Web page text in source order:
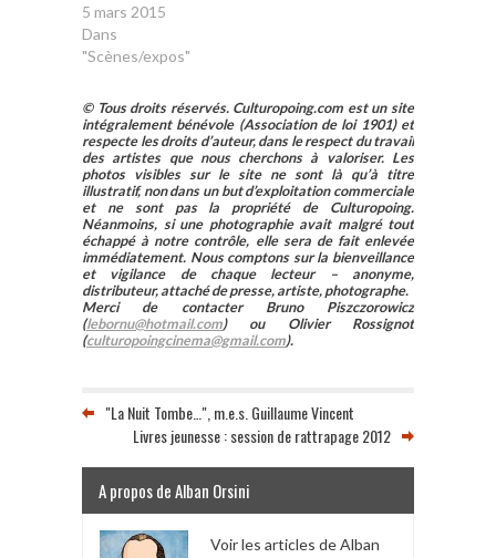
5 mars 2015
Dans
"Scènes/expos"
© Tous droits réservés. Culturopoing.com est un site
intégralement bénévole (Association de loi 1901) et
respecte les droits d’auteur, dans le respect du travail
des artistes que nous cherchons à valoriser. Les
photos visibles sur le site ne sont là qu’à titre
illustratif, non dans un but d’exploitation commerciale
et ne sont pas la propriété de Culturopoing.
Néanmoins, si une photographie avait malgré tout
échappé à notre contrôle, elle sera de fait enlevée
immédiatement. Nous comptons sur la bienveillance
et vigilance de chaque lecteur – anonyme,
distributeur, attaché de presse, artiste, photographe.
Merci de contacter Bruno Piszczorowicz
(lebornu@hotmail.com) ou Olivier Rossignot
(culturopoingcinema@gmail.com).
"La Nuit Tombe…", m.e.s. Guillaume Vincent
Livres jeunesse : session de rattrapage 2012
A propos de Alban Orsini
Voir les articles de Alban